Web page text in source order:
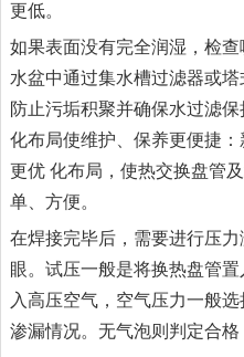
更低。
如果表面没有完全润湿，检
水盆中通过集水槽过滤器或
防止污垢积聚并确保水过滤
化布局使维护、保养更便捷
更优 化布局，使热交换盘管
单、方便。
在焊接完毕后，需要进行压
眼。试压一般是将换热盘管
入高压空气，空气压力一般
渗漏情况。无气泡则判定合格